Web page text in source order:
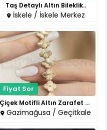
Taş Detaylı Altın Bileklik..
İskele / İskele Merkez
Fiyat Sor
Çiçek Motifli Altın Zarafet Bi..
Gazimağusa / Geçitkale